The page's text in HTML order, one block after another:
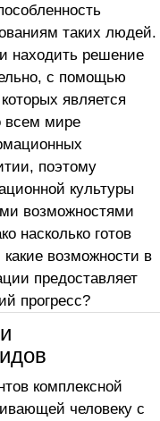
таких людей.
находить решение
с помощью
является
всем мире
поэтому
культуры
возможностями
насколько готов
возможности в
предоставляет
прогресс?
комплексной
человеку с